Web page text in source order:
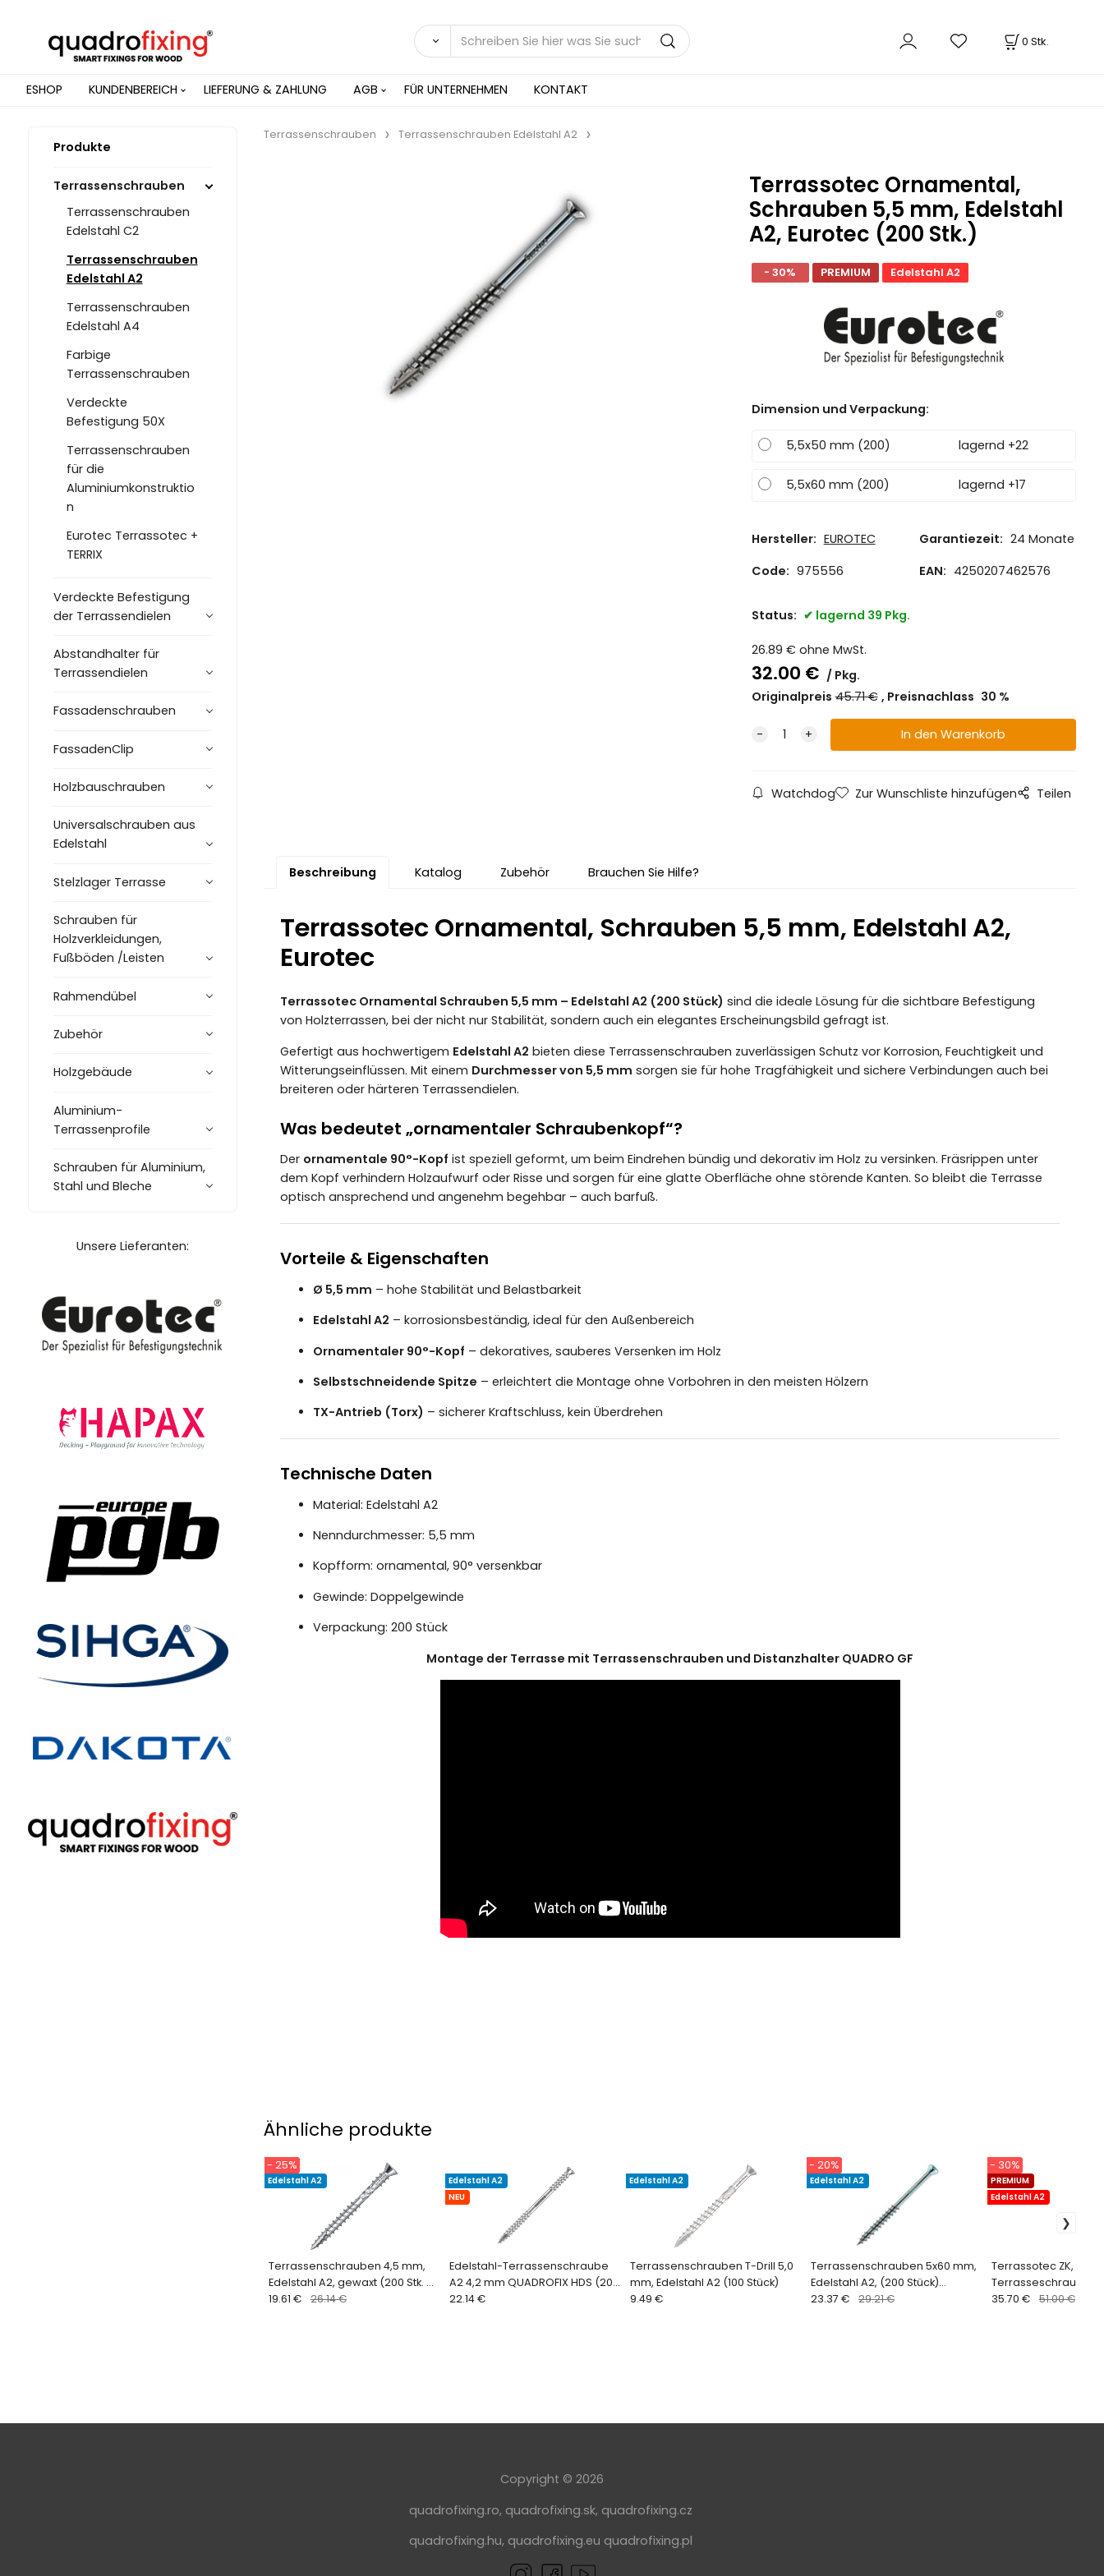
0 Stk.
ESHOP KUNDENBEREICH LIEFERUNG & ZAHLUNG AGB FÜR UNTERNEHMEN KONTAKT
Produkte
Terrassenschrauben
Terrassenschrauben
Edelstahl C2
Terrassenschrauben
Edelstahl A2
Terrassenschrauben
Edelstahl A4
Farbige
Terrassenschrauben
Verdeckte
Befestigung 50X
Terrassenschrauben
für die
Aluminiumkonstruktio
n
Eurotec Terrassotec +
TERRIX
Verdeckte Befestigung
der Terrassendielen
Abstandhalter für
Terrassendielen
Fassadenschrauben
FassadenClip
Holzbauschrauben
Universalschrauben aus
Edelstahl
Stelzlager Terrasse
Schrauben für
Holzverkleidungen,
Fußböden /Leisten
Rahmendübel
Zubehör
Holzgebäude
Aluminium-
Terrassenprofile
Schrauben für Aluminium,
Stahl und Bleche
Unsere Lieferanten:
Terrassenschrauben Terrassenschrauben Edelstahl A2
Terrassotec Ornamental,
Schrauben 5,5 mm, Edelstahl
A2, Eurotec (200 Stk.)
- 30% PREMIUM Edelstahl A2
Dimension und Verpackung:
5,5x50 mm (200) lagernd +22
5,5x60 mm (200) lagernd +17
Hersteller: EUROTEC Garantiezeit: 24 Monate
Code: 975556 EAN: 4250207462576
Status: lagernd 39 Pkg.
26.89 € ohne MwSt.
32.00 €
Pkg.
Originalpreis 45.71€ Preisnachlass 30 %
Watchdog Zur Wunschliste hinzufügen Teilen
Beschreibung Katalog Zubehör Brauchen Sie Hilfe?
Terrassotec Ornamental, Schrauben 5,5 mm, Edelstahl A2,
Eurotec
Terrassotec Ornamental Schrauben 5,5 mm – Edelstahl A2 (200 Stück) sind die ideale Lösung für die sichtbare Befestigung
von Holzterrassen, bei der nicht nur Stabilität, sondern auch ein elegantes Erscheinungsbild gefragt ist.
Gefertigt aus hochwertigem Edelstahl A2 bieten diese Terrassenschrauben zuverlässigen Schutz vor Korrosion, Feuchtigkeit und
Witterungseinflüssen. Mit einem Durchmesser von 5,5 mm sorgen sie für hohe Tragfähigkeit und sichere Verbindungen auch bei
breiteren oder härteren Terrassendielen.
Was bedeutet „ornamentaler Schraubenkopf“?
Der ornamentale 90°-Kopf ist speziell geformt, um beim Eindrehen bündig und dekorativ im Holz zu versinken. Fräsrippen unter
dem Kopf verhindern Holzaufwurf oder Risse und sorgen für eine glatte Oberfläche ohne störende Kanten. So bleibt die Terrasse
optisch ansprechend und angenehm begehbar – auch barfuß.
Vorteile & Eigenschaften
Ø 5,5 mm – hohe Stabilität und Belastbarkeit
Edelstahl A2 – korrosionsbeständig, ideal für den Außenbereich
Ornamentaler 90°-Kopf – dekoratives, sauberes Versenken im Holz
Selbstschneidende Spitze – erleichtert die Montage ohne Vorbohren in den meisten Hölzern
TX-Antrieb (Torx) – sicherer Kraftschluss, kein Überdrehen
Technische Daten
Material: Edelstahl A2
Nenndurchmesser: 5,5 mm
Kopfform: ornamental, 90° versenkbar
Gewinde: Doppelgewinde
Verpackung: 200 Stück
Montage der Terrasse mit Terrassenschrauben und Distanzhalter QUADRO GF
Ähnliche produkte
Terrassenschrauben 4,5 mm,
Edelstahl A2, gewaxt (200 Stk. +
Bit)
Edelstahl A2
- 25%
19.61 € 26.14 €
Edelstahl-Terrassenschraube
A2 4,2 mm QUADROFIX HDS (200
Stk.)
Edelstahl A2
NEU
22.14 €
Terrassenschrauben T-Drill 5,0
mm, Edelstahl A2 (100 Stück)
Edelstahl A2
9.49 €
Terrassenschrauben 5x60 mm,
Edelstahl A2, (200 Stück)
Hapatec
Edelstahl A2
- 20%
23.37 € 29.21 €
Terrassotec ZK,
Terrasseschrauben
Edelstahl A2,
PREMIUM
Edelstahl A2
- 30%
35.70 € 51.00 €
Copyright © 2026
quadrofixing.ro, quadrofixing.sk, quadrofixing.cz
quadrofixing.hu, quadrofixing.eu quadrofixing.pl